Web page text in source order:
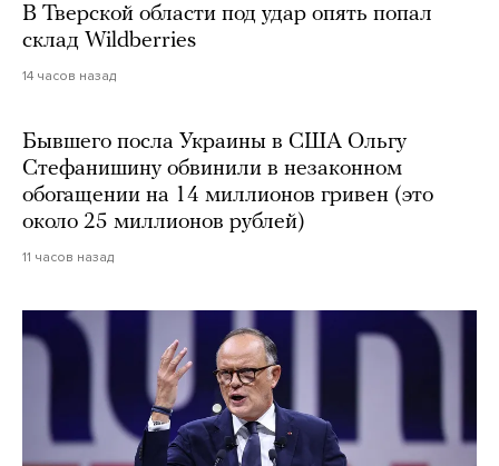
В Тверской области под удар опять попал
склад Wildberries
14 часов назад
Бывшего посла Украины в США Ольгу
Стефанишину обвинили в незаконном
обогащении на 14 миллионов гривен (это
около 25 миллионов рублей)
11 часов назад